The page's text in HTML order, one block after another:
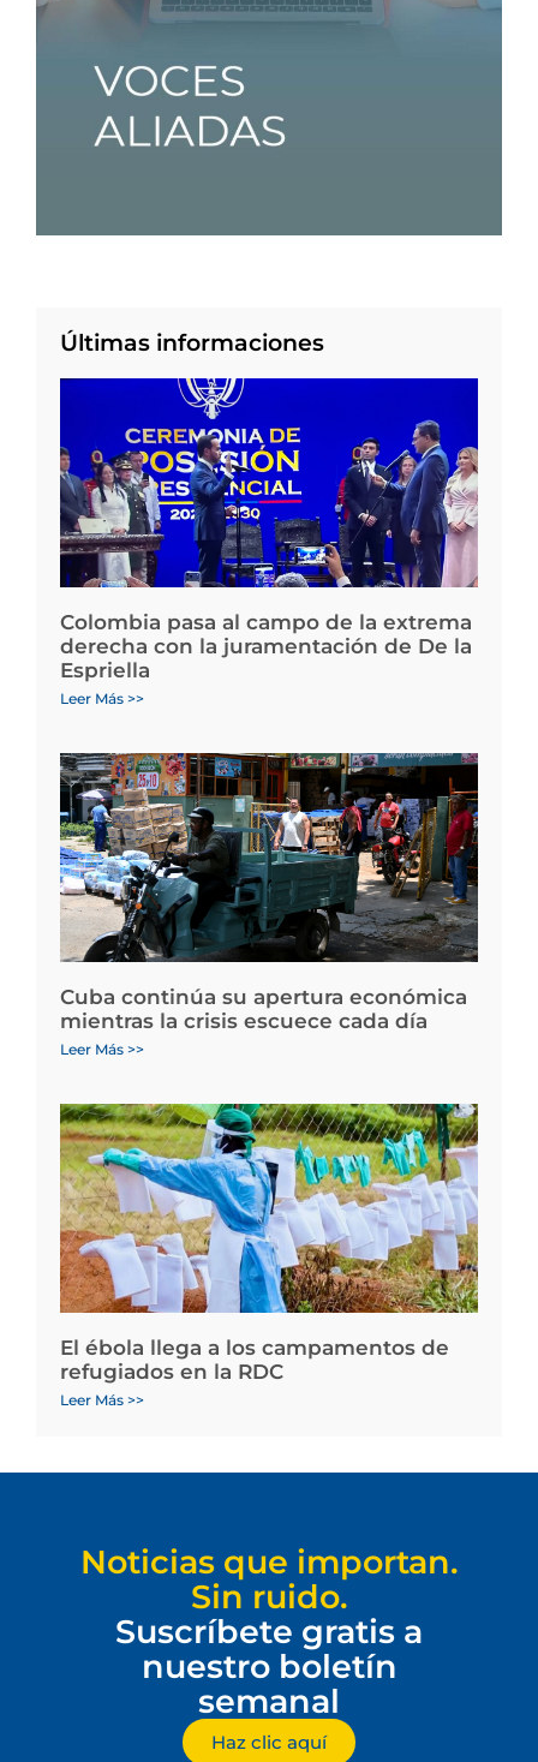
Últimas informaciones
Colombia pasa al campo de la extrema
derecha con la juramentación de De la
Espriella
Leer Más >>
Cuba continúa su apertura económica
mientras la crisis escuece cada día
Leer Más >>
El ébola llega a los campamentos de
refugiados en la RDC
Leer Más >>
Noticias que importan.
Sin ruido.
Suscríbete gratis a
nuestro boletín
semanal
Haz clic aquí